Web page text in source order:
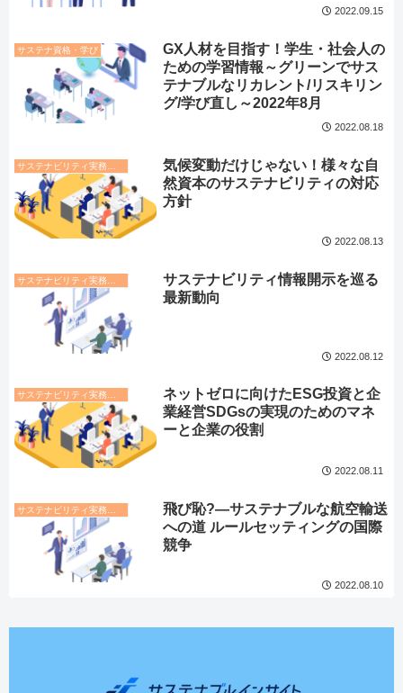
2022.09.15
サステナ資格・学び
GX人材を目指す！学生・社会人の
ための学習情報～グリーンでサス
テナブルなリカレント/リスキリン
グ/学び直し～2022年8月
2022.08.18
気候変動だけじゃない！様々な自
然資本のサステナビリティの対応
方針
2022.08.13
サステナビリティ情報開示を巡る
最新動向
2022.08.12
サステナビリティ実務トレンド
ネットゼロに向けたESG投資と企
業経営SDGsの実現のためのマネ
ーと企業の役割
2022.08.11
飛び恥?―サステナブルな航空輸送
への道 ルールセッティングの国際
競争
2022.08.10